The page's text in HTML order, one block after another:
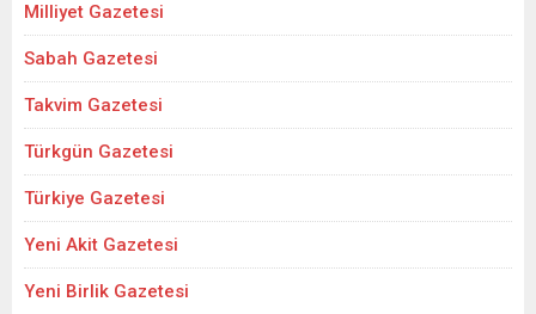
Milliyet Gazetesi
Sabah Gazetesi
Takvim Gazetesi
Türkgün Gazetesi
Türkiye Gazetesi
Yeni Akit Gazetesi
Yeni Birlik Gazetesi